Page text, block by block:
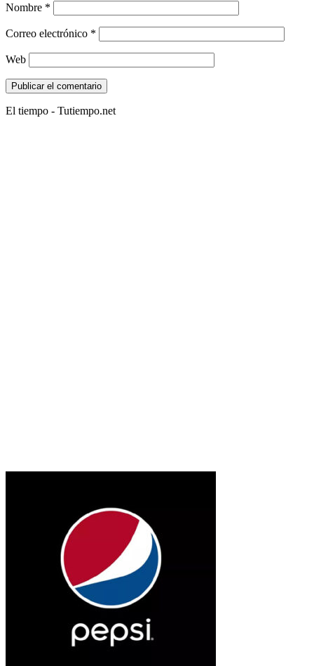
Nombre *
Correo electrónico *
Web
El tiempo - Tutiempo.net